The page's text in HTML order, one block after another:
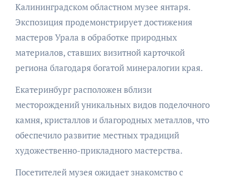
Калининградском областном музее янтаря.
Экспозиция продемонстрирует достижения
мастеров Урала в обработке природных
материалов, ставших визитной карточкой
региона благодаря богатой минералогии края.
Екатеринбург расположен вблизи
месторождений уникальных видов поделочного
камня, кристаллов и благородных металлов, что
обеспечило развитие местных традиций
художественно-прикладного мастерства.
Посетителей музея ожидает знакомство с